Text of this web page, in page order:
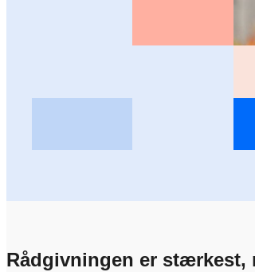
Rådgivningen er stærkest,